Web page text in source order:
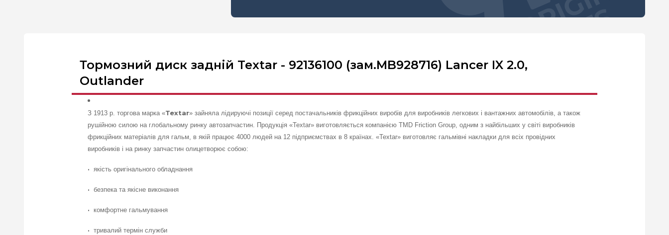
Тормозний диск задній Textar - 92136100 (зам.MB928716) Lancer IX 2.0,
Outlander
З 1913 р. торгова марка «Textar» зайняла лідируючі позиції серед постачальників фрикційних виробів для виробників легкових і вантажних автомобілів, а також
рушійною силою на глобальному ринку автозапчастин. Продукція «Textar» виготовляється компанією TMD Friction Group, одним з найбільших у світі виробників
фрикційних матеріалів для гальм, в якій працює 4000 людей на 12 підприємствах в 8 країнах. «Textar» виготовляє гальмівні накладки для всіх провідних
виробників і на ринку запчастин олицетворює собою:
· якість оригінального обладнання
· безпека та якісне виконання
· комфортне гальмування
· тривалий термін служби